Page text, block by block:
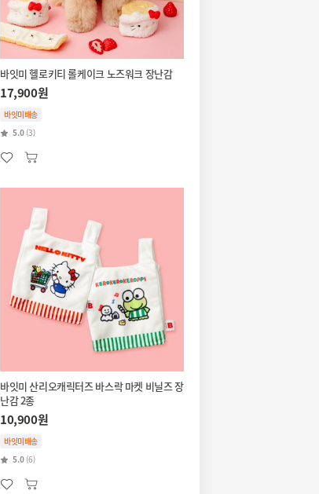
바잇미 헬로키티 롤케이크 노즈워크 장난감
17,900원
바잇미배송
5.0 (3)
바잇미 산리오캐릭터즈 바스락 마켓 비닐즈 장
난감 2종
10,900원
바잇미배송
5.0 (6)